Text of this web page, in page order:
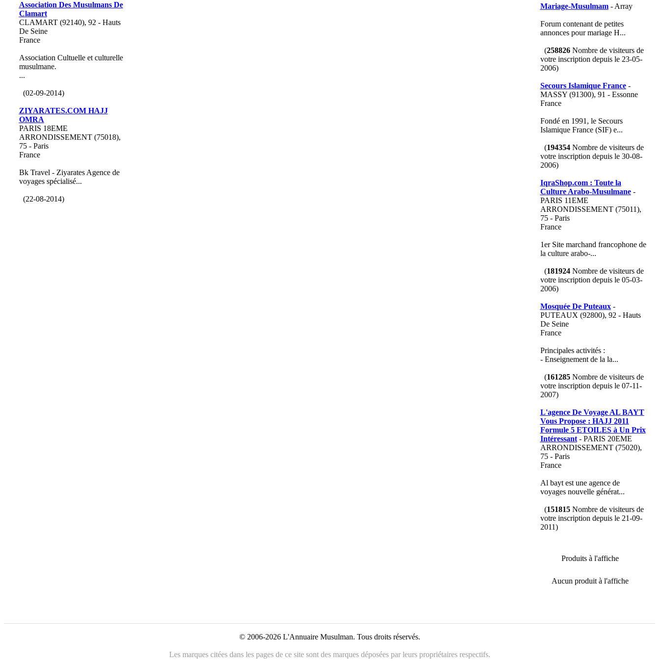
Association Des Musulmans De
Clamart
CLAMART (92140), 92 - Hauts
De Seine
France
Association Cultuelle et culturelle
musulmane.
...
(02-09-2014)
ZIYARATES.COM HAJJ
OMRA
PARIS 18EME
ARRONDISSEMENT (75018),
75 - Paris
France
Bk Travel - Ziyarates Agence de
voyages spécialisé...
(22-08-2014)
Mariage-Musulmam- Array
Forum contenant de petites
annonces pour mariage H...
(258826Nombre de visiteurs de
votre inscription depuis le 23-05-
2006)
Secours Islamique France-
MASSY (91300), 91 - Essonne
France
Fondé en 1991, le Secours
Islamique France (SIF) e...
(194354Nombre de visiteurs de
votre inscription depuis le 30-08-
2006)
IqraShop.com : Toute la
Culture Arabo-Musulmane-
PARIS 11EME
ARRONDISSEMENT (75011),
75 - Paris
France
1er Site marchand francophone de
la culture arabo-...
(181924Nombre de visiteurs de
votre inscription depuis le 05-03-
2006)
Mosquée De Puteaux-
PUTEAUX (92800), 92 - Hauts
De Seine
France
Principales activités :
- Enseignement de la la...
(161285Nombre de visiteurs de
votre inscription depuis le 07-11-
2007)
L'agence De Voyage AL BAYT
Vous Propose : HAJJ 2011
Formule 5 ETOILES à Un Prix
Intéressant- PARIS 20EME
ARRONDISSEMENT (75020),
75 - Paris
France
Al bayt est une agence de
voyages nouvelle générat...
(151815Nombre de visiteurs de
votre inscription depuis le 21-09-
2011)
Produits à l'affiche
Aucun produit à l'affiche
© 2006-2026 L'Annuaire Musulman. Tous droits réservés.
Les marques citées dans les pages de ce site sont des marques déposées par leurs propriétaires respectifs.